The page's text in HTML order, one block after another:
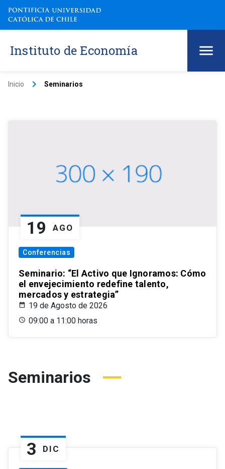
Instituto de Economía
Inicio keyboard_arrow_right Seminarios
19 AGO
Conferencias
Seminario: “El Activo que Ignoramos: Cómo
el envejecimiento redefine talento,
mercados y estrategia”
19 de Agosto de 2026
09:00 a 11:00 horas
Seminarios
3 DIC